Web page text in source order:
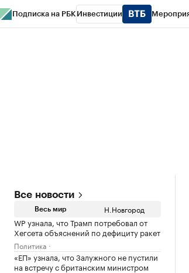
Подписка на РБК Инвестиции
Все новости
Весь мир Н.Новгород
WP узнала, что Трамп потребовал от
Хегсета объяснений по дефициту ракет
Политика
«ЕП» узнала, что Залужного не пустили
на встречу с британским министром